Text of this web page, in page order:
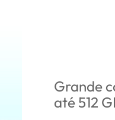
Grande
até 512